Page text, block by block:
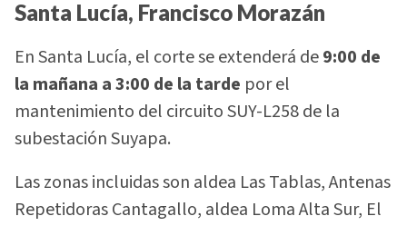
Santa Lucía, Francisco Morazán
En Santa Lucía, el corte se extenderá de9:00 de
la mañana a 3:00 de la tarde por el
mantenimiento del circuito SUY-L258 de la
subestación Suyapa.
Las zonas incluidas son aldea Las Tablas, Antenas
Repetidoras Cantagallo, aldea Loma Alta Sur, El